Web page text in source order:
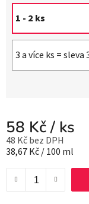
1 - 2 ks
3 a více ks = sleva
58 Kč/ ks
48 Kč bez DPH
Měrná cena:
38,67 Kč / 100 ml